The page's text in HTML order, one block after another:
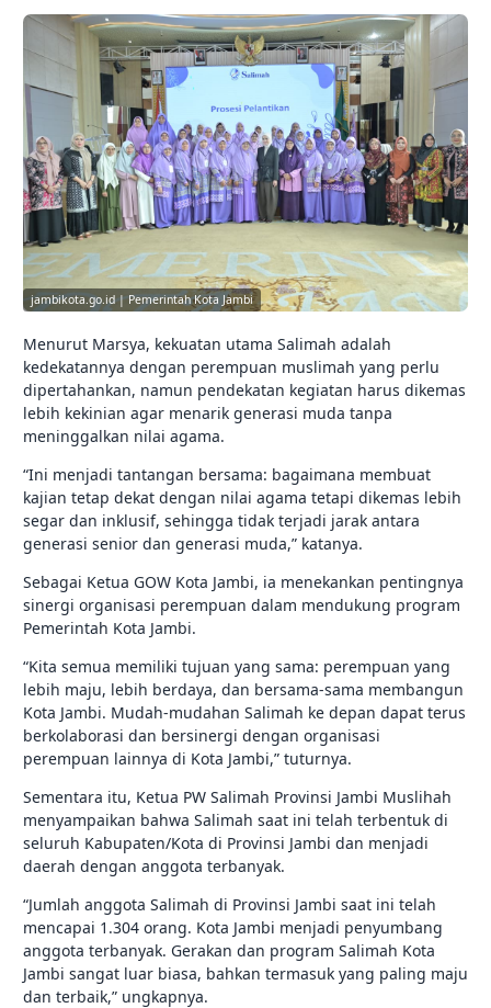
jambikota.go.id | Pemerintah Kota Jambi
Menurut Marsya, kekuatan utama Salimah adalah
kedekatannya dengan perempuan muslimah yang perlu
dipertahankan, namun pendekatan kegiatan harus dikemas
lebih kekinian agar menarik generasi muda tanpa
meninggalkan nilai agama.
“Ini menjadi tantangan bersama: bagaimana membuat
kajian tetap dekat dengan nilai agama tetapi dikemas lebih
segar dan inklusif, sehingga tidak terjadi jarak antara
generasi senior dan generasi muda,” katanya.
Sebagai Ketua GOW Kota Jambi, ia menekankan pentingnya
sinergi organisasi perempuan dalam mendukung program
Pemerintah Kota Jambi.
“Kita semua memiliki tujuan yang sama: perempuan yang
lebih maju, lebih berdaya, dan bersama-sama membangun
Kota Jambi. Mudah-mudahan Salimah ke depan dapat terus
berkolaborasi dan bersinergi dengan organisasi
perempuan lainnya di Kota Jambi,” tuturnya.
Sementara itu, Ketua PW Salimah Provinsi Jambi Muslihah
menyampaikan bahwa Salimah saat ini telah terbentuk di
seluruh Kabupaten/Kota di Provinsi Jambi dan menjadi
daerah dengan anggota terbanyak.
“Jumlah anggota Salimah di Provinsi Jambi saat ini telah
mencapai 1.304 orang. Kota Jambi menjadi penyumbang
anggota terbanyak. Gerakan dan program Salimah Kota
Jambi sangat luar biasa, bahkan termasuk yang paling maju
dan terbaik,” ungkapnya.